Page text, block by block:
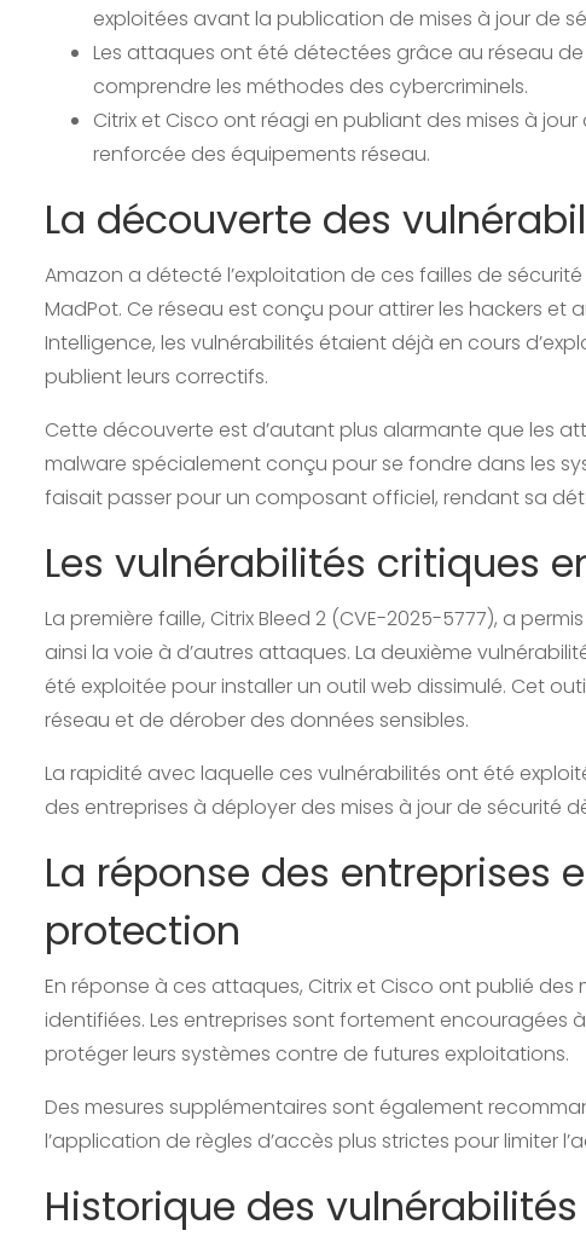
exploitées avant la publication de mises à jour de
Les attaques ont été détectées grâce au réseau
comprendre les méthodes des cybercriminels.
Citrix et Cisco ont réagi en publiant des mises à
renforcée des équipements réseau.
La découverte des
Amazon a détecté l’exploitation de ces failles de
MadPot. Ce réseau est conçu pour attirer les hackers et
Intelligence, les vulnérabilités étaient déjà en cours
publient leurs correctifs.
Cette découverte est d’autant plus alarmante que les
malware spécialement conçu pour se fondre dans les
faisait passer pour un composant officiel, rendant sa
Les vulnérabilités critiques
La première faille, Citrix Bleed 2 (CVE-2025-5777), a
ainsi la voie à d’autres attaques. La deuxième
été exploitée pour installer un outil web dissimulé. Cet
réseau et de dérober des données sensibles.
La rapidité avec laquelle ces vulnérabilités ont été
des entreprises à déployer des mises à jour de sécurité
La réponse des entreprises
protection
En réponse à ces attaques, Citrix et Cisco ont publié des
identifiées. Les entreprises sont fortement
protéger leurs systèmes contre de futures exploitations.
Des mesures supplémentaires sont également
l’application de règles d’accès plus strictes pour limiter
Historique des